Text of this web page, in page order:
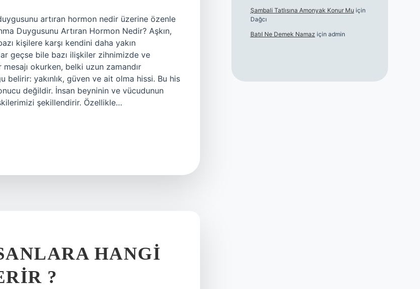
artıran hormon nedir üzerine özenle
Duygusunu Artıran Hormon Nedir? Aşkın,
kişilere karşı kendini daha yakın
geçse bile bazı ilişkiler zihnimizde ve
okurken, belki uzun zamandır
yakınlık, güven ve ait olma hissi. Bu his
değildir. İnsan beyninin ve vücudunun
şekillendirir. Özellikle…
HANGI
?
Şambali Tatlısına Amonyak Konur Mu için
Dağcı
Batıl Ne Demek Namaz için admin